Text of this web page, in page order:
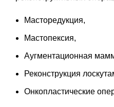
Масторедукция,
Мастопексия,
Аугментационная
Реконструкция
Онкопластические